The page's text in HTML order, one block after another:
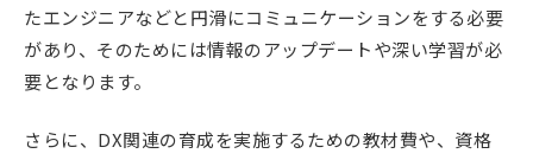
たエンジニアなどと円滑にコミュニケーションをする必要
があり、そのためには情報のアップデートや深い学習が必
要となります。
さらに、DX関連の育成を実施するための教材費や、資格